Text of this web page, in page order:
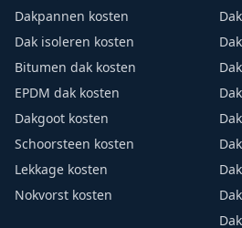
Dakpannen kosten
Dak isoleren kosten
Bitumen dak kosten
EPDM dak kosten
Dakgoot kosten
Schoorsteen kosten
Lekkage kosten
Nokvorst kosten